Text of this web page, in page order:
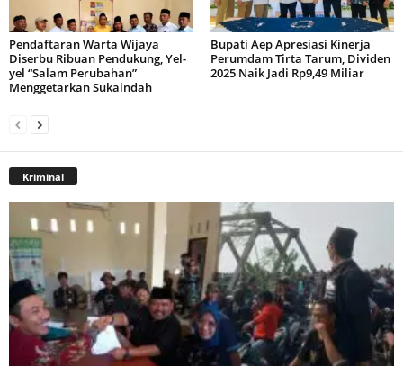
Pendaftaran Warta Wijaya
Diserbu Ribuan Pendukung, Yel-
yel “Salam Perubahan”
Menggetarkan Sukaindah
Bupati Aep Apresiasi Kinerja
Perumdam Tirta Tarum, Dividen
2025 Naik Jadi Rp9,49 Miliar
Kriminal